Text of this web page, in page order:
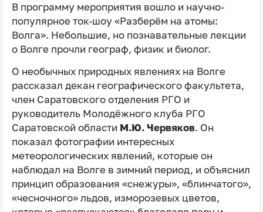
В программу мероприятия вошло и научно-
популярное ток-шоу «Разберём на атомы:
Волга». Небольшие, но познавательные лекции
о Волге прочли географ, физик и биолог.
О необычных природных явлениях на Волге
рассказал декан географического факультета,
член Саратовского отделения РГО и
руководитель Молодёжного клуба РГО
Саратовской области М.Ю. Червяков. Он
показал фотографии интересных
метеорологических явлений, которые он
наблюдал на Волге в зимний период, и объяснил
принцип образования «снежуры», «блинчатого»,
«чесночного» льдов, изморозевых цветов,